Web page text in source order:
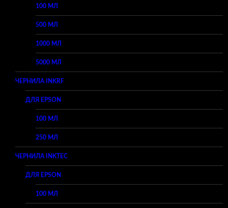
100 МЛ
500 МЛ
1000 МЛ
5000 МЛ
ЧЕРНИЛА INKRF
ДЛЯ EPSON
100 МЛ
250 МЛ
ЧЕРНИЛА INKTEC
ДЛЯ EPSON
100 МЛ